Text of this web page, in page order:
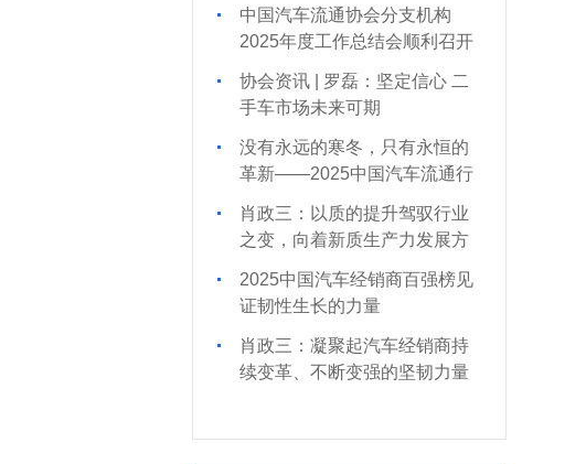
中国汽车流通协会分支机构
2025年度工作总结会顺利召开
协会资讯 | 罗磊：坚定信心 二
手车市场未来可期
没有永远的寒冬，只有永恒的
革新——2025中国汽车流通行
业年会坚定信心，奋楫扬帆“十
五五”
肖政三：以质的提升驾驭行业
之变，向着新质生产力发展方
向奋勇前行
2025中国汽车经销商百强榜见
证韧性生长的力量
肖政三：凝聚起汽车经销商持
续变革、不断变强的坚韧力量